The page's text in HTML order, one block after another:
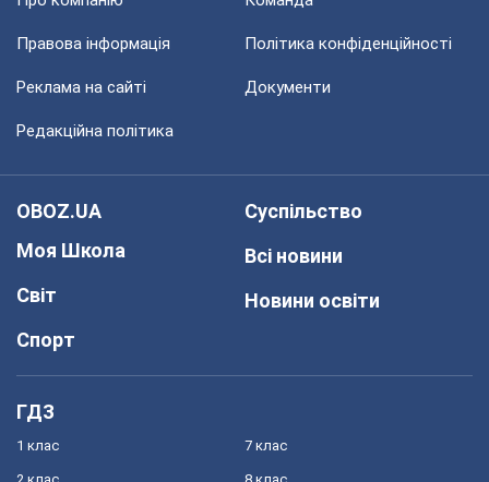
Правова інформація Політика конфіденційності
Реклама на сайті Документи
Редакційна політика
OBOZ.UA
Моя Школа
Світ
Спорт
Суспільство
Всі новини
Новини освіти
ГДЗ
1 клас 7 клас